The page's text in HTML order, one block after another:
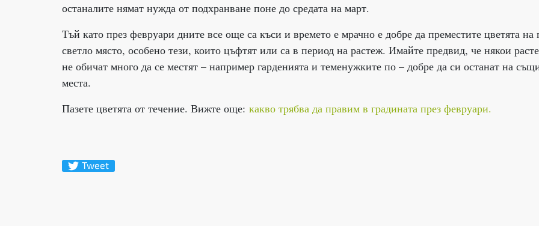
останалите нямат нужда от подхранване поне до средата на март.
Тъй като през февруари дните все още са къси и времето е мрачно е добре да преместите цветята на
светло място, особено тези, които цъфтят или са в период на растеж. Имайте предвид, че някои
не обичат много да се местят – например гарденията и теменужките по – добре да си останат на
места.
Пазете цветята от течение. Вижте още: какво трябва да правим в градината през февруари.
Tweet